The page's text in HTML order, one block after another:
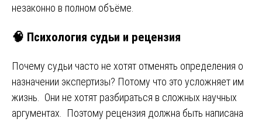
незаконно в полном объёме.
🧠 Психология судьи и рецензия
Почему судьи часто не хотят отменять определения о
назначении экспертизы? Потому что это усложняет им
жизнь. Они не хотят разбираться в сложных научных
аргументах. Поэтому рецензия должна быть написана